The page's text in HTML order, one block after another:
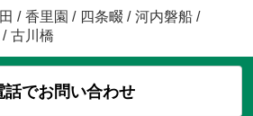
/ 香里園 / 四条畷 / 河内磐船 /
/ 古川橋
話でお問い合わせ